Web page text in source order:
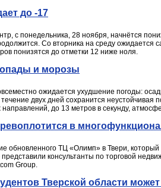
до -17
с понедельника, 28 ноября, начнётся
Со вторника на среду ожидается
понизятся до отметки 12 ниже ноля.
и морозы
ожидается ухудшение погоды:
двух дней сохранится
до 13 метров в секунду,
в
обновленного ТЦ «Олимп» в Твери,
консультанты по торговой
Group.
Тверской области